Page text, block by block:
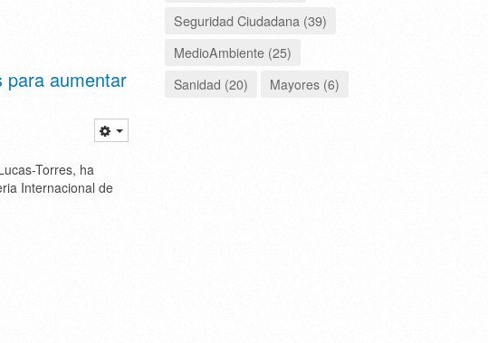
para aumentar
Torres, ha
Internacional de
Seguridad Ciudadana (39)
MedioAmbiente (25)
Sanidad (20)
Mayores (6)